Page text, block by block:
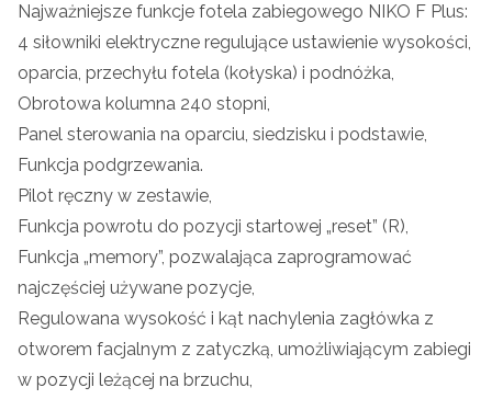
Najważniejsze funkcje fotela zabiegowego NIKO F Plus:
4 siłowniki elektryczne regulujące ustawienie wysokości,
oparcia, przechyłu fotela (kołyska) i podnóżka,
Obrotowa kolumna 240 stopni,
Panel sterowania na oparciu, siedzisku i podstawie,
Funkcja podgrzewania.
Pilot ręczny w zestawie,
Funkcja powrotu do pozycji startowej „reset” (R),
Funkcja „memory”, pozwalająca zaprogramować
najczęściej używane pozycje,
Regulowana wysokość i kąt nachylenia zagłówka z
otworem facjalnym z zatyczką, umożliwiającym zabiegi
w pozycji leżącej na brzuchu,